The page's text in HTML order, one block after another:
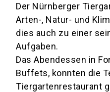
Der Nürnberger
Arten-, Natur- und
dies auch zu einer
Aufgaben.
Das Abendessen in
Buffets, konnten die
Tiergartenrestaurant